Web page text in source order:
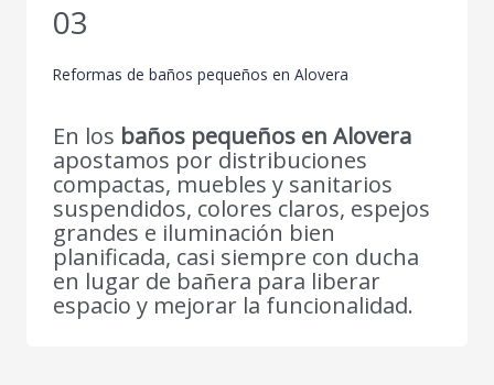
03
Reformas de baños pequeños en Alovera
En los baños pequeños en Alovera
apostamos por distribuciones
compactas, muebles y sanitarios
suspendidos, colores claros, espejos
grandes e iluminación bien
planificada, casi siempre con ducha
en lugar de bañera para liberar
espacio y mejorar la funcionalidad.